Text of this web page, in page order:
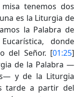
tenemos dos
es la Liturgia de
la Palabra de
donde
del Señor. [01:25]
de la Palabra —
y de la Liturgia
tarde a partir del